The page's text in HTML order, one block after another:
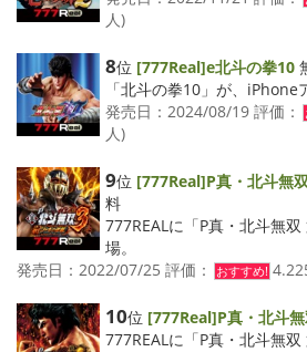
人)
8位 [777Real]e北斗の拳10
「北斗の拳10」が、iPhone
発売日：2024/08/19 評価：
人)
9位 [777Real]P真・北斗無
料
777REALに「P真・北斗無
場。
発売日：2022/07/25 評価：
おすすめ!
10位 [777Real]P真・北斗
777REALに「P真・北斗無双